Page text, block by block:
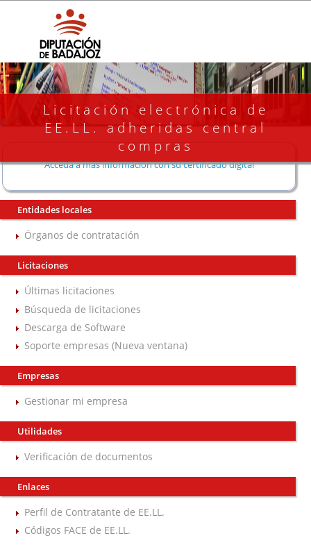
Licitación electrónica de
EE.LL. adheridas central
compras
Acceda a más información con su certificado digital
Entidades locales
Órganos de contratación
Licitaciones
Últimas licitaciones
Búsqueda de licitaciones
Descarga de Software
Soporte empresas (Nueva ventana)
Empresas
Gestionar mi empresa
Utilidades
Verificación de documentos
Enlaces
Perfil de Contratante de EE.LL.
Códigos FACE de EE.LL.